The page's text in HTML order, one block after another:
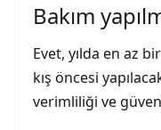
Bakım
Evet, yılda en az
kış öncesi
verimliliği ve